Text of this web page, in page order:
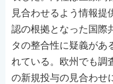
見合わせるよう情報提
認の根拠となった国際
タの整合性に疑義があ
れている。欧州でも調
の新規投与の見合わせ